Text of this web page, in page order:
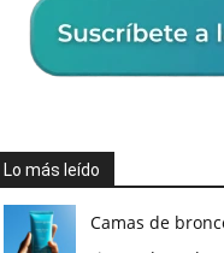
Lo más leído
Camas de